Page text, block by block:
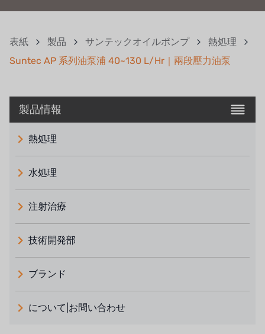
表紙 製品 サンテックオイルポンプ
熱処理
Suntec AP 系列油泵浦 40~130 L/Hr｜兩段壓力油泵
製品情報
熱処理
水処理
注射治療
技術開発部
ブランド
義大利 ATLAS
について|お問い合わせ